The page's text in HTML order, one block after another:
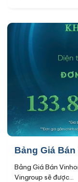
Bảng Giá
Bảng Giá Bán
Vingroup sẽ được...